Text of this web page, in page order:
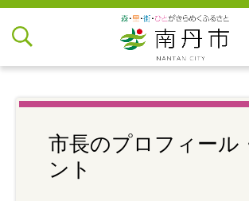
市長のプロフィール
ント